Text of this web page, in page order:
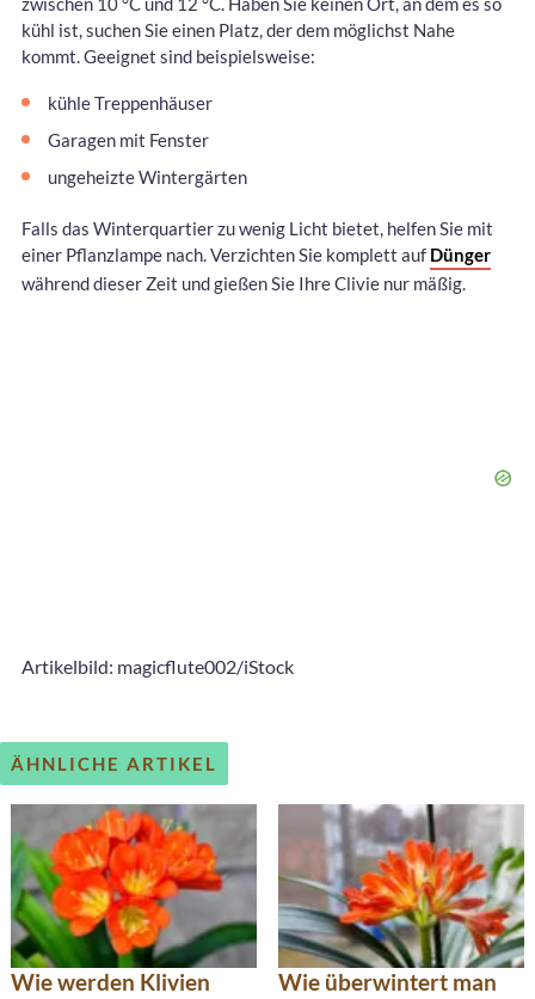
kühl ist, suchen Sie einen Platz, der dem möglichst Nahe
kommt. Geeignet sind beispielsweise:
kühle Treppenhäuser
Garagen mit Fenster
ungeheizte Wintergärten
Falls das Winterquartier zu wenig Licht bietet, helfen Sie mit
einer Pflanzlampe nach. Verzichten Sie komplett auf Dünger
während dieser Zeit und gießen Sie Ihre Clivie nur mäßig.
Artikelbild: magicflute002/iStock
ÄHNLICHE ARTIKEL
Wie werden Klivien
Wie überwintert man